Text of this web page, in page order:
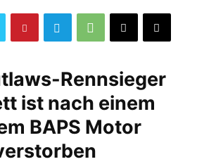
Rennsieger
ist nach einem
BAPS Motor